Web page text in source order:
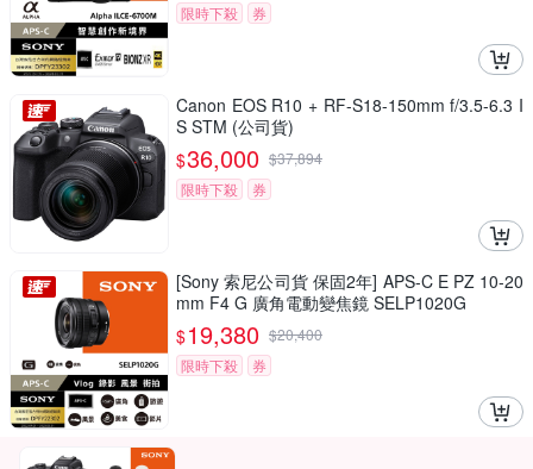
限時下殺
券
Canon EOS R10 + RF-S18-150mm f/3.5-6.3 I
S STM (公司貨)
$36,000 $37,894
限時下殺
券
[Sony 索尼公司貨 保固2年] APS-C E PZ 10-20
mm F4 G 廣角電動變焦鏡 SELP1020G
$19,380 $20,400
限時下殺
券